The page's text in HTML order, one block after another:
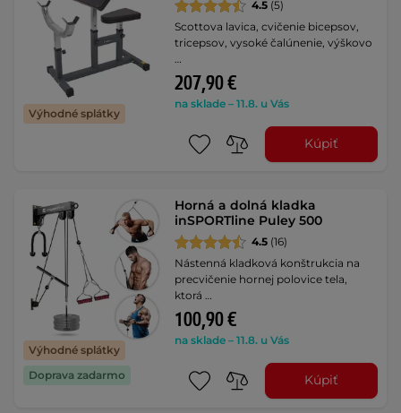
Výhodné splátky
4.5 (5)
Scottova lavica, cvičenie bicepsov,
tricepsov, vysoké čalúnenie, výškovo
207,90 €
na sklade – 11.8. u Vás
Kúpiť
Výhodné splátky
Doprava zadarmo
Horná a dolná kladka
inSPORTline Puley 500
4.5 (16)
Nástenná kladková konštrukcia na
precvičenie hornej polovice tela,
ktorá …
100,90 €
na sklade – 11.8. u Vás
Kúpiť